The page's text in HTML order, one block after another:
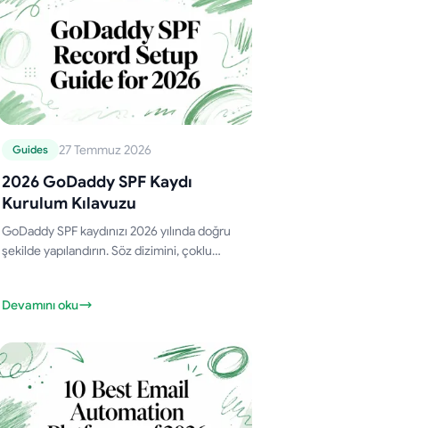
Guides 27 Temmuz 2026
2026 GoDaddy SPF Kaydı
Kurulum Kılavuzu
GoDaddy SPF kaydınızı 2026 yılında doğru
şekilde yapılandırın. Söz dizimini, çoklu
öğrenin.
Devamını oku